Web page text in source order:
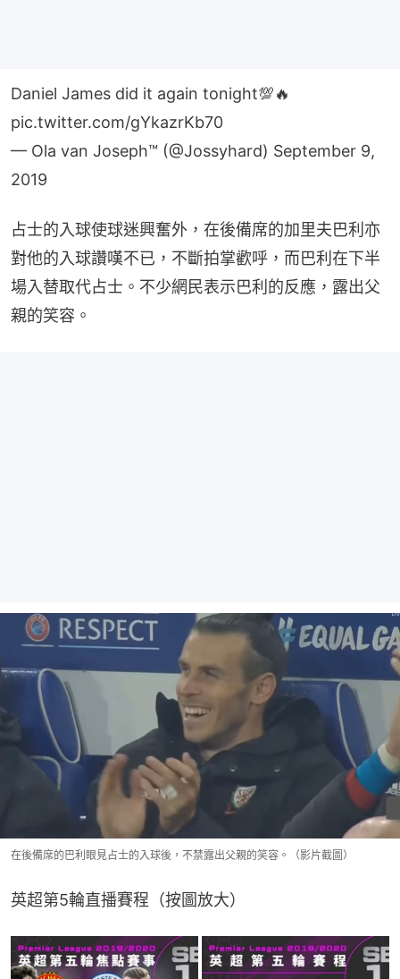
Daniel James did it again tonight💯🔥
pic.twitter.com/gYkazrKb70
— Ola van Joseph™ (@Jossyhard) September 9,
2019
占士的入球使球迷興奮外，在後備席的加里夫巴利亦
對他的入球讚嘆不已，不斷拍掌歡呼，而巴利在下半
場入替取代占士。不少網民表示巴利的反應，露出父
親的笑容。
在後備席的巴利眼見占士的入球後，不禁露出父親的笑容。（影片截圖）
英超第5輪直播賽程（按圖放大）